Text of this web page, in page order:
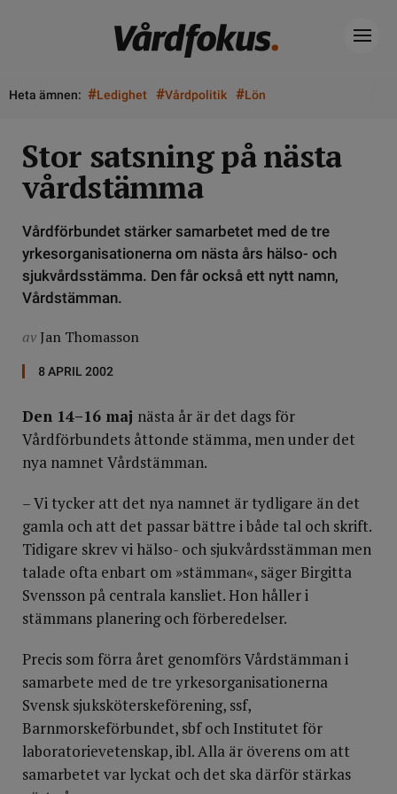
Heta ämnen: #Ledighet #Vårdpolitik #Lön
Stor satsning på nästa
vårdstämma
Vårdförbundet stärker samarbetet med de tre
yrkesorganisationerna om nästa års hälso- och
sjukvårdsstämma. Den får också ett nytt namn,
Vårdstämman.
av Jan Thomasson
8 APRIL 2002
Den 14–16 maj nästa år är det dags för
Vårdförbundets åttonde stämma, men under det
nya namnet Vårdstämman.
– Vi tycker att det nya namnet är tydligare än det
gamla och att det passar bättre i både tal och skrift.
Tidigare skrev vi hälso- och sjukvårdsstämman men
talade ofta enbart om »stämman«, säger Birgitta
Svensson på centrala kansliet. Hon håller i
stämmans planering och förberedelser.
Precis som förra året genomförs Vårdstämman i
samarbete med de tre yrkesorganisationerna
Svensk sjuksköterskeförening, ssf,
Barnmorskeförbundet, sbf och Institutet för
laboratorievetenskap, ibl. Alla är överens om att
samarbetet var lyckat och det ska därför stärkas